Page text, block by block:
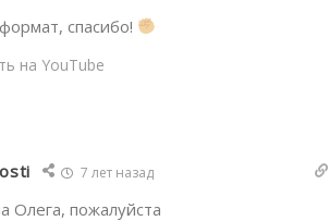
спасибо!
на YouTube
7 лет назад
Олега, пожалуйста